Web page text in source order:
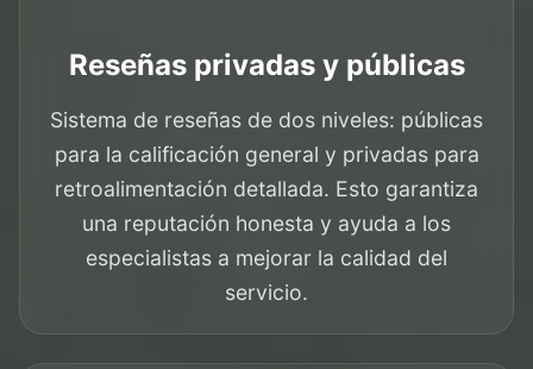
Reseñas privadas y públicas
Sistema de reseñas de dos niveles: públicas
para la calificación general y privadas para
retroalimentación detallada. Esto garantiza
una reputación honesta y ayuda a los
especialistas a mejorar la calidad del
servicio.